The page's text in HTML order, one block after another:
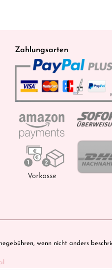
Zahlungsarten
wenn nicht anders